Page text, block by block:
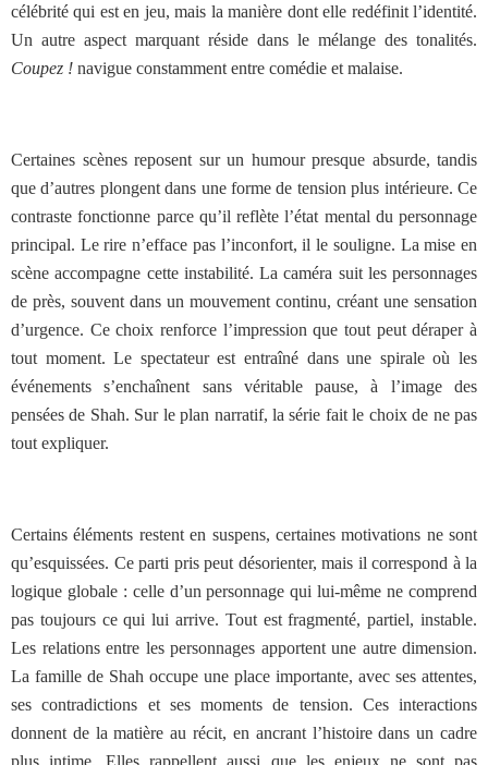
célébrité qui est en jeu, mais la manière dont elle redéfinit l’identité.
Un autre aspect marquant réside dans le mélange des tonalités.
Coupez ! navigue constamment entre comédie et malaise.
Certaines scènes reposent sur un humour presque absurde, tandis
que d’autres plongent dans une forme de tension plus intérieure. Ce
contraste fonctionne parce qu’il reflète l’état mental du personnage
principal. Le rire n’efface pas l’inconfort, il le souligne. La mise en
scène accompagne cette instabilité. La caméra suit les personnages
de près, souvent dans un mouvement continu, créant une sensation
d’urgence. Ce choix renforce l’impression que tout peut déraper à
tout moment. Le spectateur est entraîné dans une spirale où les
événements s’enchaînent sans véritable pause, à l’image des
pensées de Shah. Sur le plan narratif, la série fait le choix de ne pas
tout expliquer.
Certains éléments restent en suspens, certaines motivations ne sont
qu’esquissées. Ce parti pris peut désorienter, mais il correspond à la
logique globale : celle d’un personnage qui lui-même ne comprend
pas toujours ce qui lui arrive. Tout est fragmenté, partiel, instable.
Les relations entre les personnages apportent une autre dimension.
La famille de Shah occupe une place importante, avec ses attentes,
ses contradictions et ses moments de tension. Ces interactions
donnent de la matière au récit, en ancrant l’histoire dans un cadre
plus intime. Elles rappellent aussi que les enjeux ne sont pas